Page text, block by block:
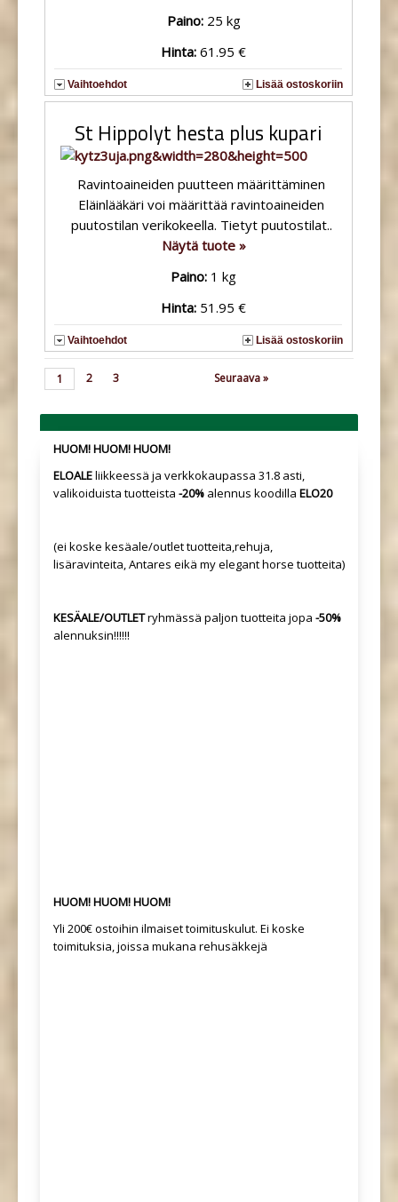
Paino: 25 kg
Hinta:61.95 €
Vaihtoehdot Lisää ostoskoriin
St Hippolyt hesta plus kupari
Ravintoaineiden puutteen määrittäminen
Eläinlääkäri voi määrittää ravintoaineiden
puutostilan verikokeella. Tietyt puutostilat..
Näytä tuote »
Paino: 1 kg
Hinta: 51.95 €
Vaihtoehdot Lisää ostoskoriin
1 2 3 Seuraava »
HUOM! HUOM! HUOM!
ELOALEliikkeessä ja verkkokaupassa 31.8 asti,
valikoiduista tuotteista -20% alennus koodilla ELO20
(ei koske kesäale/outlet tuotteita,rehuja,
lisäravinteita, Antares eikä my elegant horse tuotteita)
KESÄALE/OUTLETryhmässä paljon tuotteita jopa -50%
alennuksin!!!!!!
HUOM! HUOM! HUOM!
Yli 200€ ostoihin ilmaiset toimituskulut. Ei koske
toimituksia, joissa mukana rehusäkkejä